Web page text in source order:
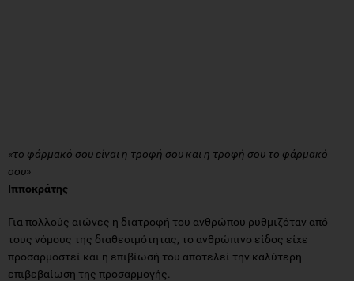
«το φάρµακό σου είναι η τροφή σου και η τροφή σου το φάρµακό
σου»
Ιπποκράτης
Για πολλούς αιώνες η διατροφή του ανθρώπου ρυθμιζόταν από
τους νόμους της διαθεσιμότητας, το ανθρώπινο είδος είχε
προσαρμοστεί και η επιβίωσή του αποτελεί την καλύτερη
επιβεβαίωση της προσαρμογής.